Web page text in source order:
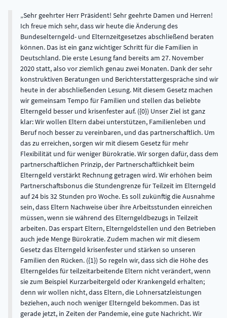
Sehr geehrter Herr Präsident! Sehr geehrte Damen und Herren!
Ich freue mich sehr, dass wir heute die Änderung des
Bundeselterngeld- und Elternzeitgesetzes abschließend beraten
können. Das ist ein ganz wichtiger Schritt für die Familien in
Deutschland. Die erste Lesung fand bereits am 27. November
2020 statt, also vor ziemlich genau zwei Monaten. Dank der sehr
konstruktiven Beratungen und Berichterstattergespräche sind wir
heute in der abschließenden Lesung. Mit diesem Gesetz machen
wir gemeinsam Tempo für Familien und stellen das beliebte
Elterngeld besser und krisenfester auf. ({0}) Unser Ziel ist ganz
klar: Wir wollen Eltern dabei unterstützen, Familienleben und
Beruf noch besser zu vereinbaren, und das partnerschaftlich. Um
das zu erreichen, sorgen wir mit diesem Gesetz für mehr
Flexibilität und für weniger Bürokratie. Wir sorgen dafür, dass dem
partnerschaftlichen Prinzip, der Partnerschaftlichkeit beim
Elterngeld verstärkt Rechnung getragen wird. Wir erhöhen beim
Partnerschaftsbonus die Stundengrenze für Teilzeit im Elterngeld
auf 24 bis 32 Stunden pro Woche. Es soll zukünftig die Ausnahme
sein, dass Eltern Nachweise über ihre Arbeitsstunden einreichen
müssen, wenn sie während des Elterngeldbezugs in Teilzeit
arbeiten. Das erspart Eltern, Elterngeldstellen und den Betrieben
auch jede Menge Bürokratie. Zudem machen wir mit diesem
Gesetz das Elterngeld krisenfester und stärken so unseren
Familien den Rücken. ({1}) So regeln wir, dass sich die Höhe des
Elterngeldes für teilzeitarbeitende Eltern nicht verändert, wenn
sie zum Beispiel Kurzarbeitergeld oder Krankengeld erhalten;
denn wir wollen nicht, dass Eltern, die Lohnersatzleistungen
beziehen, auch noch weniger Elterngeld bekommen. Das ist
gerade jetzt, in Zeiten der Pandemie, eine gute Nachricht. Wir